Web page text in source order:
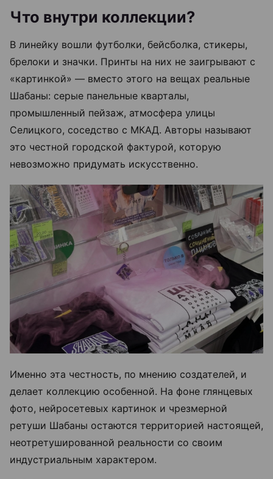
Что внутри коллекции?
В линейку вошли футболки, бейсболка, стикеры,
брелоки и значки. Принты на них не заигрывают с
«картинкой» — вместо этого на вещах реальные
Шабаны: серые панельные кварталы,
промышленный пейзаж, атмосфера улицы
Селицкого, соседство с МКАД. Авторы называют
это честной городской фактурой, которую
невозможно придумать искусственно.
Именно эта честность, по мнению создателей, и
делает коллекцию особенной. На фоне глянцевых
фото, нейросетевых картинок и чрезмерной
ретуши Шабаны остаются территорией настоящей,
неотретушированной реальности со своим
индустриальным характером.